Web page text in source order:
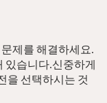
제를 해결하세요.
있습니다.신중하게
을 선택하시는 것